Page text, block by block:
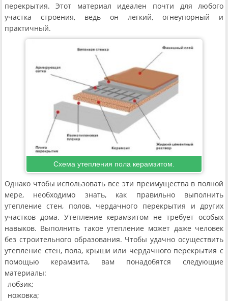
перекрытия. Этот материал идеален почти для любого
участка строения, ведь он легкий, огнеупорный и
практичный.
Схема утепления пола керамзитом.
Однако чтобы использовать все эти преимущества в полной
мере, необходимо знать, как правильно выполнить
утепление стен, полов, чердачного перекрытия и других
участков дома. Утепление керамзитом не требует особых
навыков. Выполнить такое утепление может даже человек
без строительного образования. Чтобы удачно осуществить
утепление стен, пола, крыши или чердачного перекрытия с
помощью керамзита, вам понадобятся следующие
материалы:
лобзик;
ножовка;